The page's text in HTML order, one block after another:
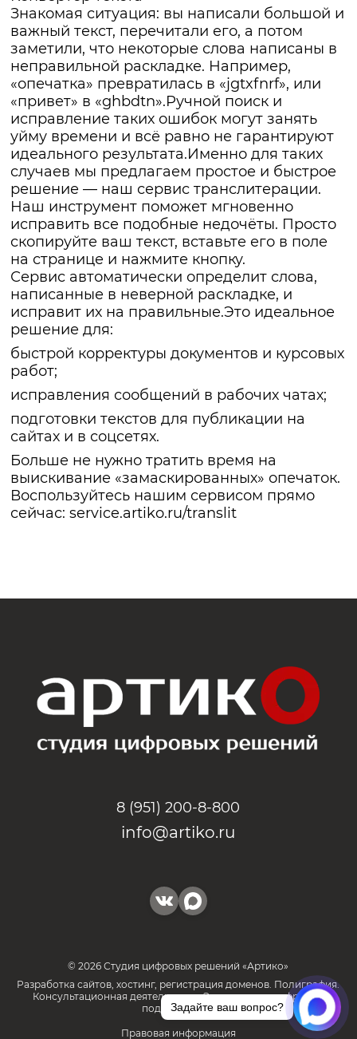
Знакомая ситуация: вы написали большой и
важный текст, перечитали его, а потом
заметили, что некоторые слова написаны в
неправильной раскладке. Например,
«опечатка» превратилась в «jgtxfnrf», или
«привет» в «ghbdtn».Ручной поиск и
исправление таких ошибок могут занять
уйму времени и всё равно не гарантируют
идеального результата.Именно для таких
случаев мы предлагаем простое и быстрое
решение — наш сервис транслитерации.
Наш инструмент поможет мгновенно
исправить все подобные недочёты. Просто
скопируйте ваш текст, вставьте его в поле
на странице и нажмите кнопку.
Сервис автоматически определит слова,
написанные в неверной раскладке, и
исправит их на правильные.Это идеальное
решение для:
быстрой корректуры документов и курсовых
работ;
исправления сообщений в рабочих чатах;
подготовки текстов для публикации на
сайтах и в соцсетях.
Больше не нужно тратить время на
выискивание «замаскированных» опечаток.
Воспользуйтесь нашим сервисом прямо
сейчас:service.artiko.ru/translit
8 (951) 200-8-800
info@artiko.ru
© 2026 Студия цифровых решений «Артико»
Разработка сайтов, хостинг, регистрация доменов. Полиграфия.
Консультационная деятельность. Электронные цифровые
подписи(КЭП).
Правовая информация
Задайте ваш вопрос?